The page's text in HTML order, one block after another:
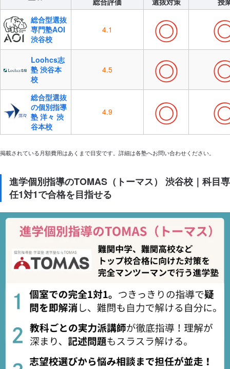
総合型選抜
専門塾AOI
渋谷校
4.1 ◎
Loohcs志
塾 渋谷本
校
4.5 ◎
総合型選抜
の個別指導
塾 洋々 渋
谷本校
4.9 ◎
掲載されている月額費用はあくまで目安です。詳細は各塾へお問い合わせください。
進学個別指導のTOMAS（トーマス） 渋谷校｜科目専
任1対1で合格を目指せる